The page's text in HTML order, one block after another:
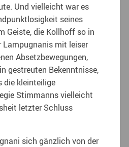
Und vielleicht war es
seines
Geiste, die Kollhoff so in
Lampugnanis mit leiser
Absetzbewegungen,
gestreuten Bekenntnisse,
die kleinteilige
Stimmanns vielleicht
letzter Schluss
sich gänzlich von der